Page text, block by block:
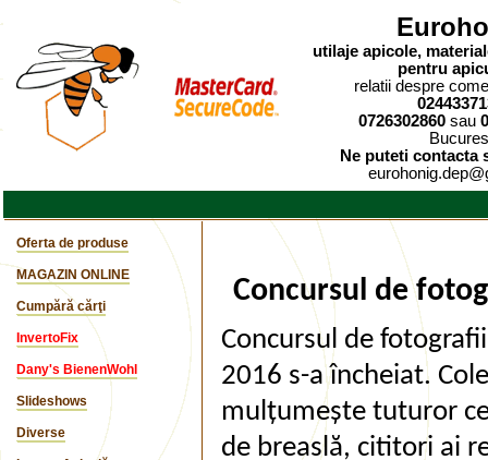
utilaje apicole,
pentru
relatii despre
0726302860 sau
Ne puteti contacta
Oferta de produse
MAGAZIN ONLINE
Cumpără cărţi
InvertoFix
Dany's BienenWohl
Slideshows
Diverse
Concursul de
Concursul de
2016 s-a încheiat.
mulțumește tuturor
de breaslă, cititori ai